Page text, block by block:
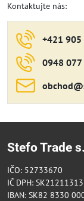
Kontaktujte nás:
+421
0948 077
Stefo Trade
IČO: 52733670
IČ DPH:
IBAN: SK82 8330